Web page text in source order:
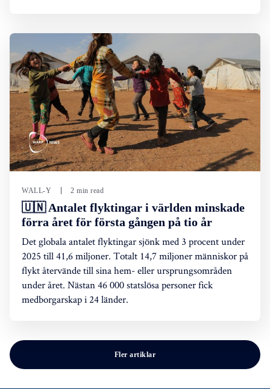
WALL-Y 2 min read
🇺🇳 Antalet flyktingar i världen minskade
förra året för första gången på tio år
Det globala antalet flyktingar sjönk med 3 procent under
2025 till 41,6 miljoner. Totalt 14,7 miljoner människor på
flykt återvände till sina hem- eller ursprungsområden
under året. Nästan 46 000 statslösa personer fick
medborgarskap i 24 länder.
Fler artiklar